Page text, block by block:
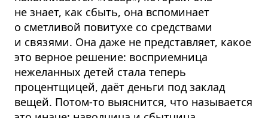
не знает, как сбыть, она вспоминает
о сметливой повитухе со средствами
и связями. Она даже не представляет, какое
это верное решение: восприемница
нежеланных детей стала теперь
процентщицей, даёт деньги под заклад
вещей. Потом-то выяснится, что называется